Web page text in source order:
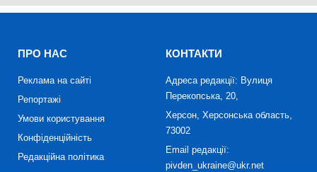
ПРО НАС
Реклама на сайті
Репортажі
Умови користування
Конфіденційність
Редакційна політика
КОНТАКТИ
Адреса редакції: Вулиця
Перекопська, 20,
Херсон, Херсонська область,
73002
Email редакції:
pivden_ukraine@ukr.net